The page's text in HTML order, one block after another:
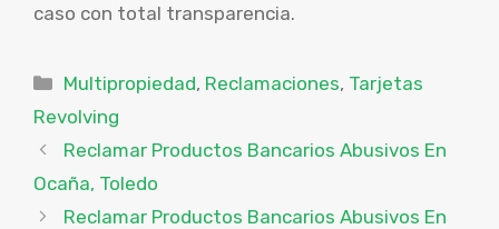
caso con total transparencia.
Categorías
Multipropiedad, Reclamaciones, Tarjetas
Revolving
Reclamar Productos Bancarios Abusivos En
Ocaña, Toledo
Reclamar Productos Bancarios Abusivos En